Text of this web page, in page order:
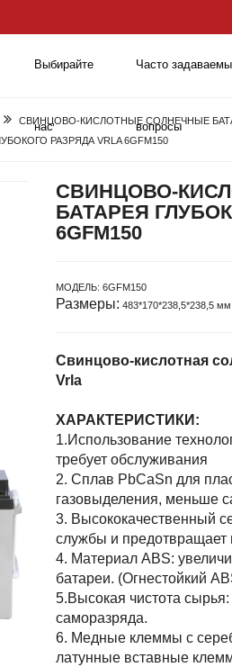
Выбирайте
нас
Часто
вопросы
СВИНЦОВО-КИСЛОТНЫЕ СОЛНЕЧНЫЕ
РАЗРЯДА VRLA 6GFM150
СВИНЦОВО-
БАТАРЕЯ
6GFM150
МОДЕЛЬ: 6GFM150
Размеры: 483*170*238,5*238,5
Свинцово-кислотная
Vrla
ХАРАКТЕРИСТИКИ:
1.Использование
требует обслуживания
2. Сплав PbCaSn для
газовыделения, меньше
3. Высококачественный
службы и предотвращает
4. Материал ABS:
батареи. (Огнестойкий
5.Высокая чистота сырья:
саморазряда.
6. Медные клеммы с
латунные вставные